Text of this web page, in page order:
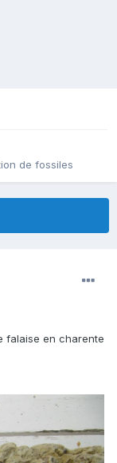
de fossiles
falaise en charente